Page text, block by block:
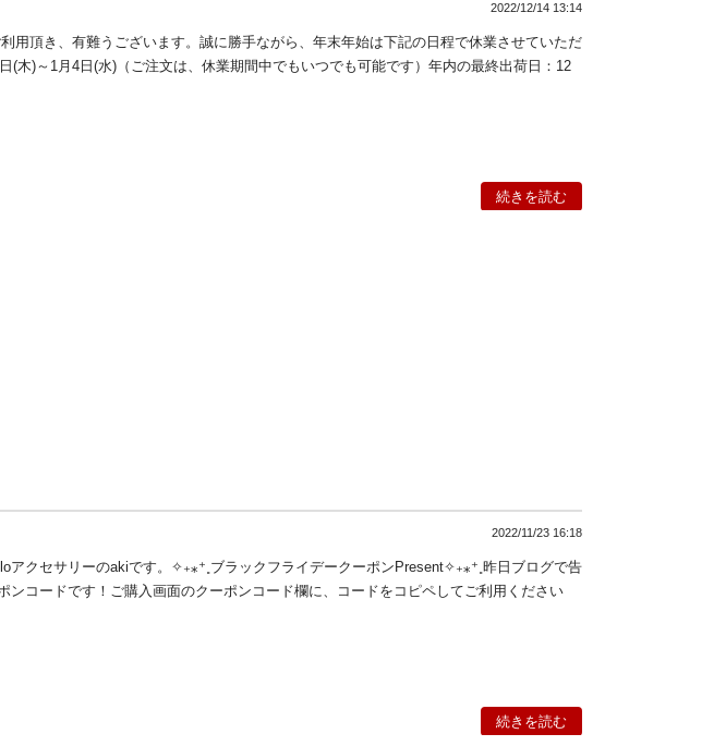
2022/12/14 13:14
用頂き、有難うございます。誠に勝手ながら、年末年始は下記の日程で休業させていただ
(木)～1月4日(水)（ご注文は、休業期間中でもいつでも可能です）年内の最終出荷日：12
続きを読む
2022/11/23 16:18
アクセサリーのakiです。✧₊⁎⁺˳ブラックフライデークーポンPresent✧₊⁎⁺˳昨日ブログで告
ンコードです！ご購入画面のクーポンコード欄に、コードをコピペしてご利用ください
続きを読む